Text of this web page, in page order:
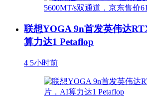
联想YOGA 9n首发英伟达
算力达1 Petaflop
4 5小时前